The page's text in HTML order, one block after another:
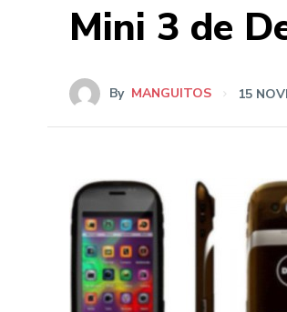
Mini 3 de
By MANGUITOS 15